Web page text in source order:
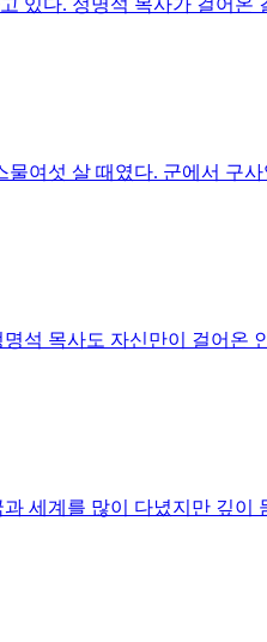
있다. 정명석 목사가 걸어온
여섯 살 때였다. 군에서 구
석 목사도 자신만이 걸어온
세계를 많이 다녔지만 깊이